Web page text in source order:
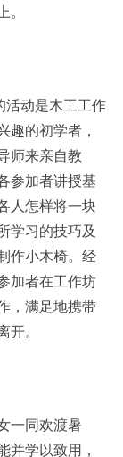
活动是木工工作
趣的初学者，
师来亲自教
参加者讲授基
人怎样将一块
学习的技巧及
作小木椅。经
加者在工作坊
，满足地携带
。
一同欢渡暑
并学以致用，